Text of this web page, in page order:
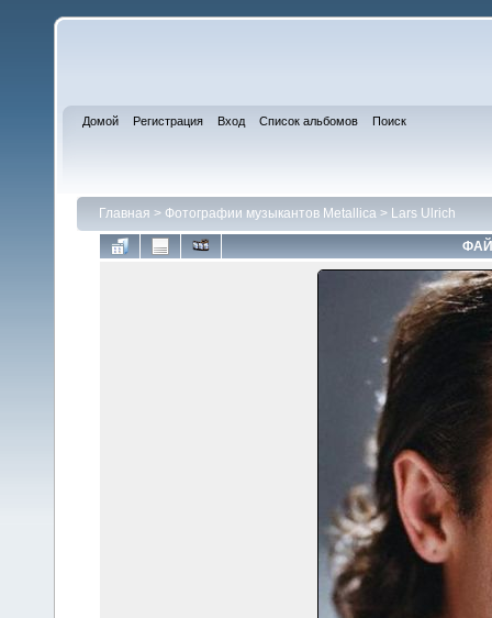
Домой Регистрация Вход Список альбомов Поиск
Главная > Фотографии музыкантов Metallica > Lars Ulrich